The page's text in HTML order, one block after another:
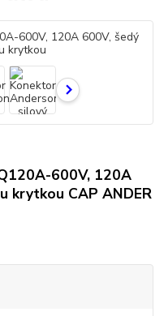
600V, 120A
krytkou CAP ANDER